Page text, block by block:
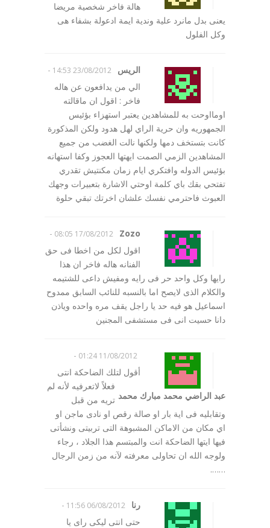
هالة فاخر شخصية مريضا
يعنى بدل مانرد علية وندية ايمة ادعولة بشفاء هى
وكل الفلول
الريس 23/08/2012 14:53
-
الي من يدافعون عن هاله
فاخر : اقول ان ماقالته
اومااوحت به للمشاهدين يعتبر استهزاء بؤئيس
الجمهوريه وان حرية الراي لهل هدود ولكن المذكورة
كانت بتستخف دمها ولكنها نالت الغضب من جميع
المشاهدين الزمي الصمت ايهتها العجوز وكفا استهانه
بؤئيس الدوله وافتكري ايام زمان مكنتيش تقدري
تفتحي بقك باي كلمة اوحتي الاشارة بتعبيرات وجهك
العبوث فاحترمي نفسك علشان اخرتك تبقي حلوة
Zozo
17/08/2012 08:05
-
اقول لكل من اخطا فى حق
الفنانه هاله فاخر ان هذا
رايها وكل واحد حر فى رايه ومفيش داعى للشتيمه
والكلام الذى لايصح اما بالنسبه للنائب السابق ممدوح
اسماعيل هو فيه حد يا راجل يقف مره واحده وياذن
دانا حسيت انى فى مستشفى المجنين
عبد الراضي محمد مبارك محمد
11/08/2012 01:24
-
أقول لتلك الضاحكة انتى
فعلاً لاتعرفيه لأنه لم
تريه من قبل
وتقابليه فى اية بار او صالة رقص او نادى ماجن او
اي مكان من الاماكن المشبوهة التى تربيتى ونشأتى
فيها ايتها الضاحكة انت والمبتسم هذا الجلاد ، رجاء
ولوجه الله ان تحاولى معرفته لآنه من زمن الرجال
…….
رنا 06/08/2012 11:56
-
حتى انتى ليكى راى يا